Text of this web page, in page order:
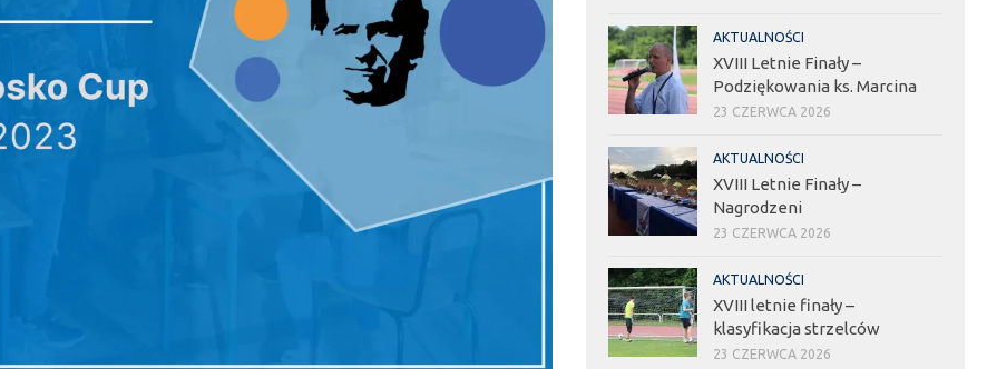
AKTUALNOŚCI
XVIII Letnie Finały –
Podziękowania ks. Marcina
23 CZERWCA 2026
AKTUALNOŚCI
XVIII Letnie Finały –
Nagrodzeni
23 CZERWCA 2026
AKTUALNOŚCI
XVIII letnie finały –
klasyfikacja strzelców
23 CZERWCA 2026